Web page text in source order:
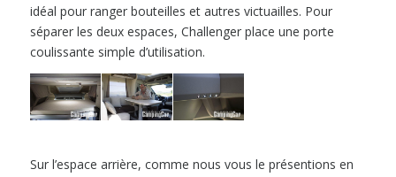
idéal pour ranger bouteilles et autres victuailles. Pour
séparer les deux espaces, Challenger place une porte
coulissante simple d’utilisation.
Sur l’espace arrière, comme nous vous le présentions en